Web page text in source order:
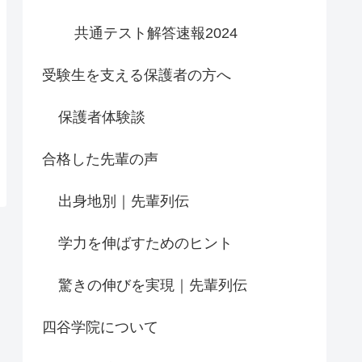
共通テスト解答速報2024
受験生を支える保護者の方へ
保護者体験談
合格した先輩の声
出身地別｜先輩列伝
学力を伸ばすためのヒント
驚きの伸びを実現｜先輩列伝
四谷学院について